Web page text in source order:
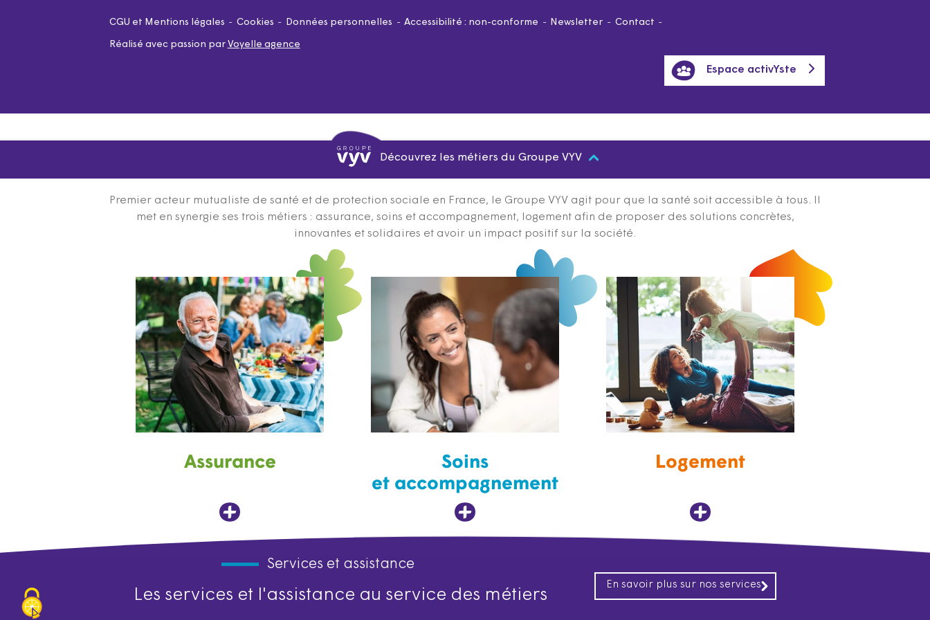
CGU et Mentions légales Cookies Données personnelles Accessibilité : non-conforme Newsletter Contact
Réalisé avec passion par Voyelle agence
Espace activYste
Découvrez les métiers du Groupe VYV
Premier acteur mutualiste de santé et de protection sociale en France, le Groupe VYV agit pour que la santé soit accessible à tous. Il
met en synergie ses trois métiers : assurance, soins et accompagnement, logement afin de proposer des solutions concrètes,
innovantes et solidaires et avoir un impact positif sur la société.
Assurance
Soins
et accompagnement
Logement
Services et assistance
Les services et l'assistance au service des métiers
En savoir plus sur nos services